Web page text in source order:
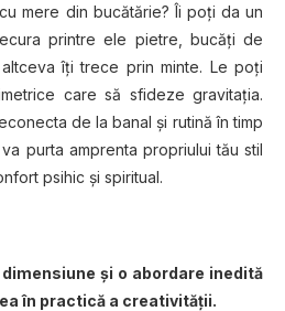
mere din bucătărie? Îi poţi da un
printre ele pietre, bucăţi de
îţi trece prin minte. Le poţi
care să sfideze gravitaţia.
de la banal şi rutină în timp
purta amprenta propriului tău stil
psihic şi spiritual.
şi o abordare inedită
în practică a creativităţii.